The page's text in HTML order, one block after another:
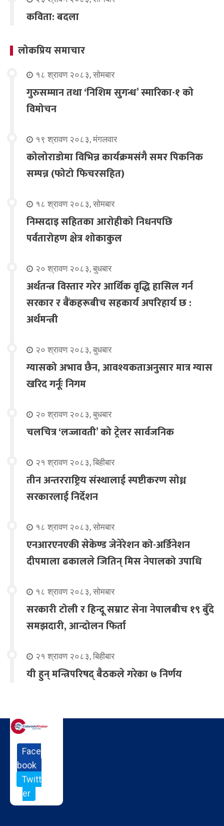
कविता: बदला
लोकप्रिय समाचार
१८ श्रावण २०८३, सोमबार
गुरुसम्मान तथा ‘निशिम सुगन्ध’ स्मारिका-१ को
विमोचन
१९ श्रावण २०८३, मंगलवार
कोलोराडोमा विभिन्न कार्यक्रमसंगै समर पिकनिक
सम्पन्न (फोटो फिचरसहित)
१८ श्रावण २०८३, सोमबार
निम्सदाइ सहितका आरोहीको निधनपछि
पर्वतारोहण क्षेत्र शोकाकुल
२० श्रावण २०८३, बुधबार
अर्थतन्त्र विस्तार गरेर आर्थिक वृद्धि हासिल गर्न
सरकार र बैंकहरूबीच सहकार्य अपरिहार्य छ :
अर्थमन्त्री
२० श्रावण २०८३, बुधबार
ग्यासको अभाव छैन, आवश्यकताअनुसार मात्र ग्यास
खरिद गर्नूः निगम
२० श्रावण २०८३, बुधबार
चलचित्र ‘लज्जावती’ को ट्रेलर सार्वजनिक
२१ श्रावण २०८३, बिहीबार
तीन अन्तरराष्ट्रिय संस्थालाई स्पष्टीकरण सोध्न
सरकारलाई निर्देशन
१८ श्रावण २०८३, सोमबार
एनआरएनएकी सेकेण्ड जेनेरेशन को-अर्डिनेशन
दीपमाला ढकालले जितिन् मिस नेपालको उपाधि
१८ श्रावण २०८३, सोमबार
सरकारी टोली र हिन्दू सम्राट सेना नेपालबीच १९ बुँदे
समझदारी, आन्दोलन फिर्ता
२१ श्रावण २०८३, बिहीबार
यी हुन् मन्त्रिपरिषद् बैठकले गरेका ७ निर्णय
Face
book
Twitt
er